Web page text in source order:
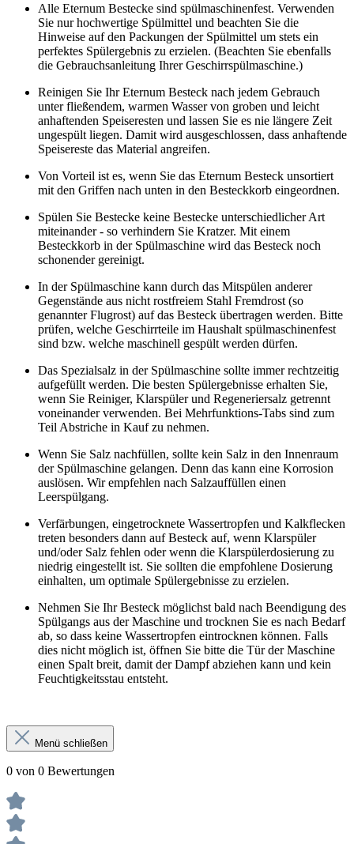
Alle Eternum Bestecke sind spülmaschinenfest. Verwenden
Sie nur hochwertige Spülmittel und beachten Sie die
Hinweise auf den Packungen der Spülmittel um stets ein
perfektes Spülergebnis zu erzielen. (Beachten Sie ebenfalls
die Gebrauchsanleitung Ihrer Geschirrspülmaschine.)
Reinigen Sie Ihr Eternum Besteck nach jedem Gebrauch
unter fließendem, warmen Wasser von groben und leicht
anhaftenden Speiseresten und lassen Sie es nie längere Zeit
ungespült liegen. Damit wird ausgeschlossen, dass anhaftende
Speisereste das Material angreifen.
Von Vorteil ist es, wenn Sie das Eternum Besteck unsortiert
mit den Griffen nach unten in den Besteckkorb eingeordnen.
Spülen Sie Bestecke keine Bestecke unterschiedlicher Art
miteinander - so verhindern Sie Kratzer. Mit einem
Besteckkorb in der Spülmaschine wird das Besteck noch
schonender gereinigt.
In der Spülmaschine kann durch das Mitspülen anderer
Gegenstände aus nicht rostfreiem Stahl Fremdrost (so
genannter Flugrost) auf das Besteck übertragen werden. Bitte
prüfen, welche Geschirrteile im Haushalt spülmaschinenfest
sind bzw. welche maschinell gespült werden dürfen.
Das Spezialsalz in der Spülmaschine sollte immer rechtzeitig
aufgefüllt werden. Die besten Spülergebnisse erhalten Sie,
wenn Sie Reiniger, Klarspüler und Regeneriersalz getrennt
voneinander verwenden. Bei Mehrfunktions-Tabs sind zum
Teil Abstriche in Kauf zu nehmen.
Wenn Sie Salz nachfüllen, sollte kein Salz in den Innenraum
der Spülmaschine gelangen. Denn das kann eine Korrosion
auslösen. Wir empfehlen nach Salzauffüllen einen
Leerspülgang.
Verfärbungen, eingetrocknete Wassertropfen und Kalkflecken
treten besonders dann auf Besteck auf, wenn Klarspüler
und/oder Salz fehlen oder wenn die Klarspülerdosierung zu
niedrig eingestellt ist. Sie sollten die empfohlene Dosierung
einhalten, um optimale Spülergebnisse zu erzielen.
Nehmen Sie Ihr Besteck möglichst bald nach Beendigung des
Spülgangs aus der Maschine und trocknen Sie es nach Bedarf
ab, so dass keine Wassertropfen eintrocknen können. Falls
dies nicht möglich ist, öffnen Sie bitte die Tür der Maschine
einen Spalt breit, damit der Dampf abziehen kann und kein
Feuchtigkeitsstau entsteht.
Menü schließen
0 von 0 Bewertungen